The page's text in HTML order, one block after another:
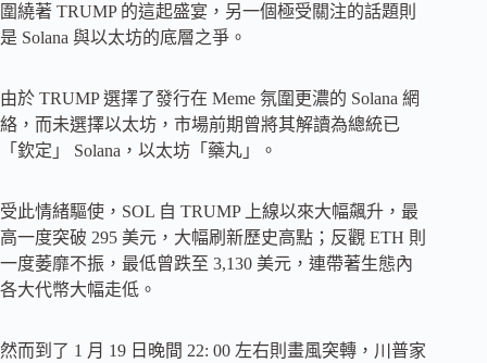
圍繞著 TRUMP 的這起盛宴，另一個極受關注的話題則
是 Solana 與以太坊的底層之爭。
由於 TRUMP 選擇了發行在 Meme 氛圍更濃的 Solana 網
絡，而未選擇以太坊，市場前期曾將其解讀為總統已
「欽定」 Solana，以太坊「藥丸」。
受此情緒驅使，SOL 自 TRUMP 上線以來大幅飆升，最
高一度突破 295 美元，大幅刷新歷史高點；反觀 ETH 則
一度萎靡不振，最低曾跌至 3,130 美元，連帶著生態內
各大代幣大幅走低。
然而到了 1 月 19 日晚間 22: 00 左右則畫風突轉，川普家